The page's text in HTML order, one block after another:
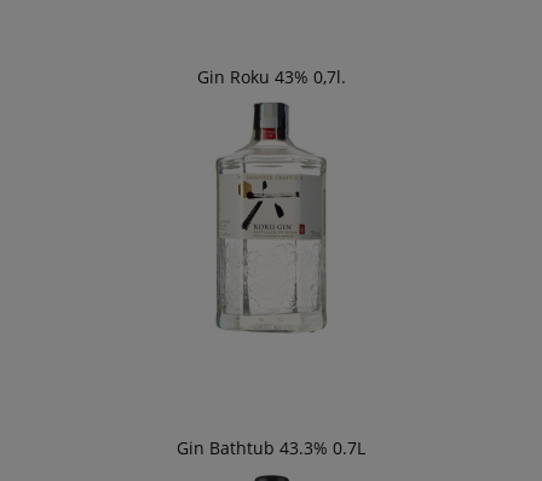
Gin Roku 43% 0,7l.
Gin Bathtub 43.3% 0.7L